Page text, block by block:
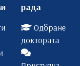
рада
Одбране
доктората